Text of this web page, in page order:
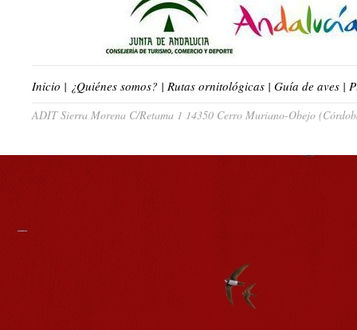
Inicio | ¿Quiénes somos? | Rutas ornitológicas | Guía de aves |
ADIT Sierra Morena C/Retama 1 14350 Cerro Muriano-Obejo